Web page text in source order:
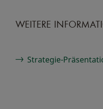
WEITERE
Strategie-